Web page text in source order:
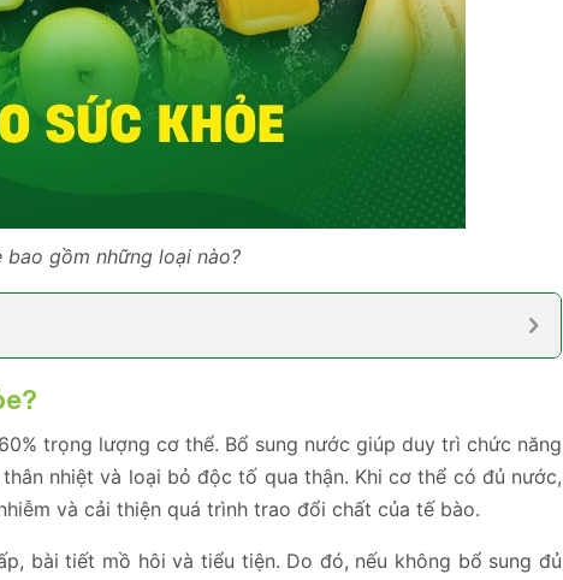
gồm những loại nào?
trọng lượng cơ thể. Bổ sung nước giúp duy trì chức năng
nhiệt và loại bỏ độc tố qua thận. Khi cơ thể có đủ nước,
và cải thiện quá trình trao đổi chất của tế bào.
bài tiết mồ hôi và tiểu tiện. Do đó, nếu không bổ sung đủ